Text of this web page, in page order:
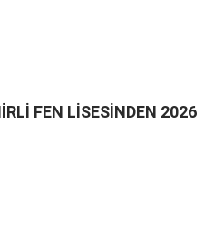
FEN LİSESİNDEN 2026